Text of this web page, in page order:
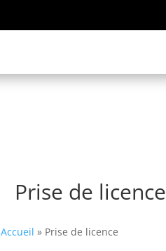
Prise de licence
Accueil » Prise de licence